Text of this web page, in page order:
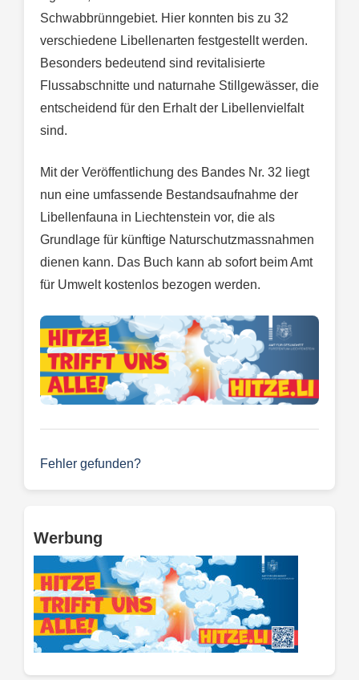
Schwabbrünngebiet. Hier konnten bis zu 32
verschiedene Libellenarten festgestellt werden.
Besonders bedeutend sind revitalisierte
Flussabschnitte und naturnahe Stillgewässer, die
entscheidend für den Erhalt der Libellenvielfalt
sind.
Mit der Veröffentlichung des Bandes Nr. 32 liegt
nun eine umfassende Bestandsaufnahme der
Libellenfauna in Liechtenstein vor, die als
Grundlage für künftige Naturschutzmassnahmen
dienen kann. Das Buch kann ab sofort beim Amt
für Umwelt kostenlos bezogen werden.
Fehler gefunden?
Werbung